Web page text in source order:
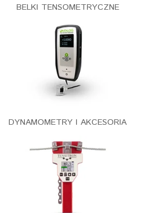
BELKI TENSOMETRYCZNE
DYNAMOMETRY I AKCESORIA